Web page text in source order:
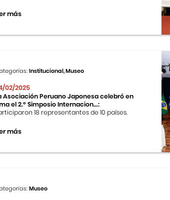
más
Institucional, Museo
02/2025
Asociación Peruano Japonesa celebró en
el 2.º Simposio Internacion...:
18 representantes de 10 países.
más
Museo